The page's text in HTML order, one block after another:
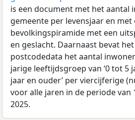
is een document met het aantal
gemeente per levensjaar en met
bevolkingspiramide met een
en geslacht. Daarnaast bevat
postcodedata het aantal
jarige leeftijdsgroep van ‘0 tot 5
jaar en ouder’ per viercijferige
voor alle jaren in de periode van
2025.